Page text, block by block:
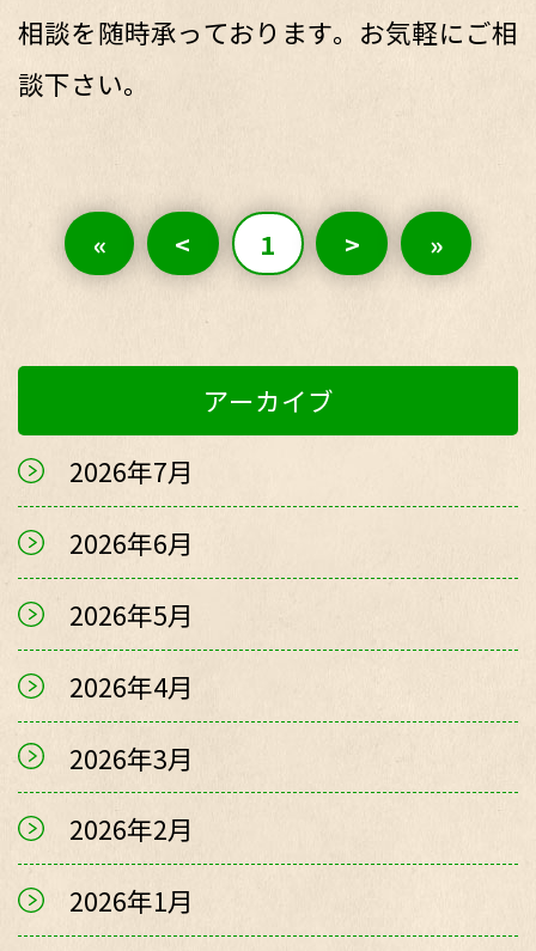
相談を随時承っております。お気軽にご相
談下さい。
« < 1 > »
アーカイブ
2026年7月
2026年6月
2026年5月
2026年4月
2026年3月
2026年2月
2026年1月